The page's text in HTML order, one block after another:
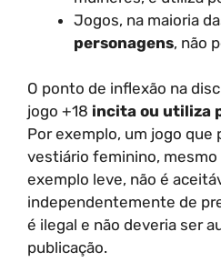
Jogos, na maioria
personagens, não
O ponto de inflexão na
jogo +18 incita ou utiliza
Por exemplo, um jogo que
vestiário feminino, mesmo
exemplo leve, não é
independentemente de
é ilegal e não deveria ser
publicação.